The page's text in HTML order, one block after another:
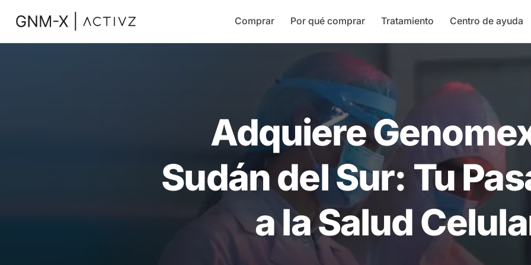
Comprar Por qué comprar Tratamiento Centro de ayuda
Adquiere
Sudán del Sur: Tu
a la Salud